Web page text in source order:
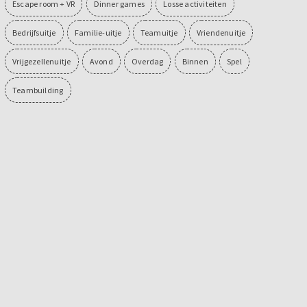
Escape room + VR Dinner games Losse activiteiten
Bedrijfsuitje Familie-uitje Teamuitje Vriendenuitje
Vrijgezellenuitje Avond Overdag Binnen Spel
Teambuilding